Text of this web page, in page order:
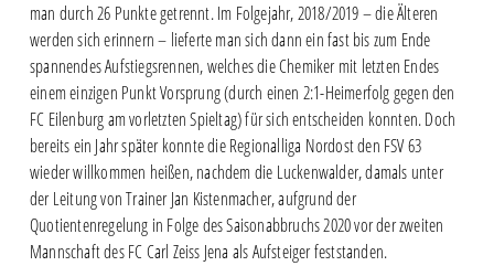
man durch 26 Punkte getrennt. Im Folgejahr, 2018/2019 – die Älteren
werden sich erinnern – lieferte man sich dann ein fast bis zum Ende
spannendes Aufstiegsrennen, welches die Chemiker mit letzten Endes
einem einzigen Punkt Vorsprung (durch einen 2:1-Heimerfolg gegen den
FC Eilenburg am vorletzten Spieltag) für sich entscheiden konnten. Doch
bereits ein Jahr später konnte die Regionalliga Nordost den FSV 63
wieder willkommen heißen, nachdem die Luckenwalder, damals unter
der Leitung von Trainer Jan Kistenmacher, aufgrund der
Quotientenregelung in Folge des Saisonabbruchs 2020 vor der zweiten
Mannschaft des FC Carl Zeiss Jena als Aufsteiger feststanden.